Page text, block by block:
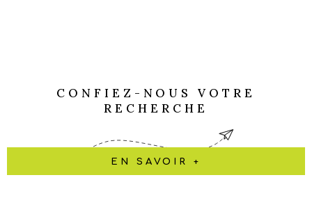
CONFIEZ-NOUS VOTRE
RECHERCHE
EN SAVOIR +